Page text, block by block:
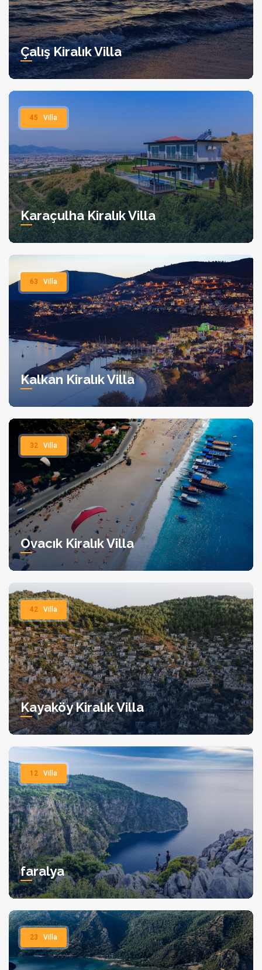
Çalış Kiralık Villa
45 Villa
Karaçulha Kiralık Villa
63 Villa
Kalkan Kiralık Villa
32 Villa
Ovacık Kiralık Villa
42 Villa
Kayaköy Kiralık Villa
12 Villa
faralya
23 Villa